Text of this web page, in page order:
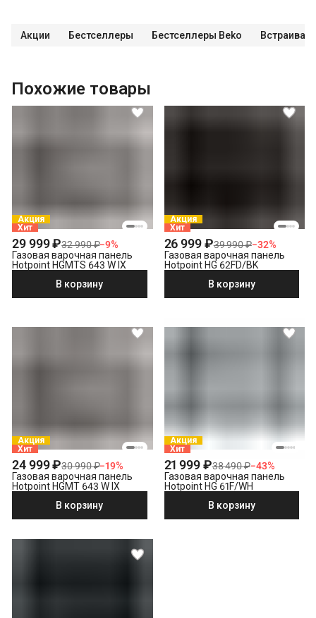
Акции Бестселлеры Бестселлеры Beko
Похожие товары
Акция
Хит
29 999 ₽32 990 ₽−9%
Газовая варочная панель
Hotpoint HGMTS 643 W IX
В корзину
Акция
Хит
26 999 ₽39 990 ₽−32%
Газовая варочная панель
Hotpoint HG 62FD/BK
В корзину
Акция
Хит
24 999 ₽30 990 ₽−19%
Газовая варочная панель
Hotpoint HGMT 643 W IX
В корзину
Акция
Хит
21 999 ₽38 490 ₽−43%
Газовая варочная панель
Hotpoint HG 61F/WH
В корзину